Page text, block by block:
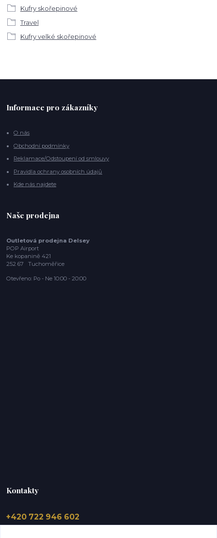
Kufry skořepinové
Travel
Kufry velké skořepinové
Informace pro zákazníky
O nás
Obchodní podmínky
Reklamace/Odstoupení od smlouvy
Pravidla ochrany osobních údajů
Kde nás najdete
Naše prodejna
Outletová prodejna Delsey
POP Airport
Ke kopanině 421
252 67 Tuchoměřice
Otevřeno: Po - Ne 10:00 - 20:00
Kontakty
+420 722 946 602